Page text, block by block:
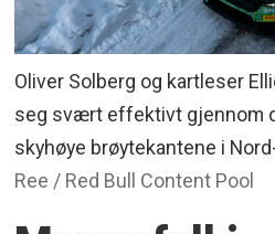
Oliver Solberg og kartleser
seg svært effektivt gjennom
skyhøye brøytekantene i
Ree / Red Bull Content Pool